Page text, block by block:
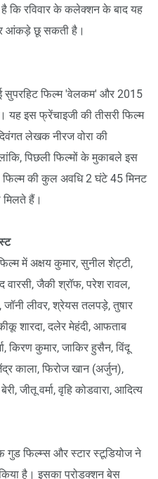
है कि रविवार के कलेक्शन के बाद यह
आंकड़े छू सकती है।
फिल्म 'वेलकम' और 2015
इस फ्रेंचाइजी की तीसरी फिल्म
लेखक नीरज वोरा की
पिछली फिल्मों के मुकाबले इस
फिल्म की कुल अवधि 2 घंटे 45 मिनट
हैं।
में अक्षय कुमार, सुनील शेट्टी,
वारसी, जैकी श्रॉफ, परेश रावल,
जॉनी लीवर, श्रेयस तलपड़े, तुषार
शारदा, दलेर मेहंदी, आफताब
किरण कुमार, जाकिर हुसैन, विंदू
काला, फिरोज खान (अर्जुन),
जीतू वर्मा, वृहि कोडवारा, आदित्य
गुड फिल्म्स और स्टार स्टूडियोज ने
है। इसका प्रोडक्शन बेस